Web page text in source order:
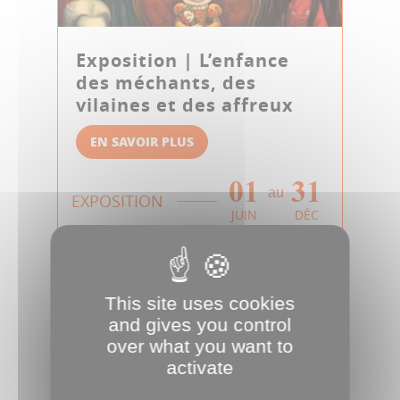
Exposition | L’enfance
des méchants, des
vilaines et des affreux
EN SAVOIR PLUS
EXPOSITION 01
JUIN
au 31
DÉC
This site uses cookies
and gives you control
over what you want to
activate